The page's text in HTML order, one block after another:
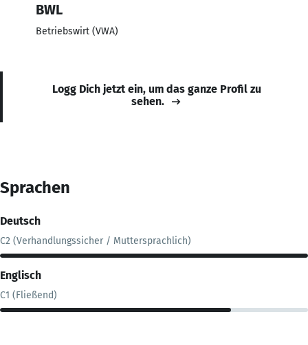
BWL
Betriebswirt (VWA)
Logg Dich jetzt ein, um das ganze Profil zu
sehen.
Sprachen
Deutsch
C2 (Verhandlungssicher / Muttersprachlich)
Englisch
C1 (Fließend)